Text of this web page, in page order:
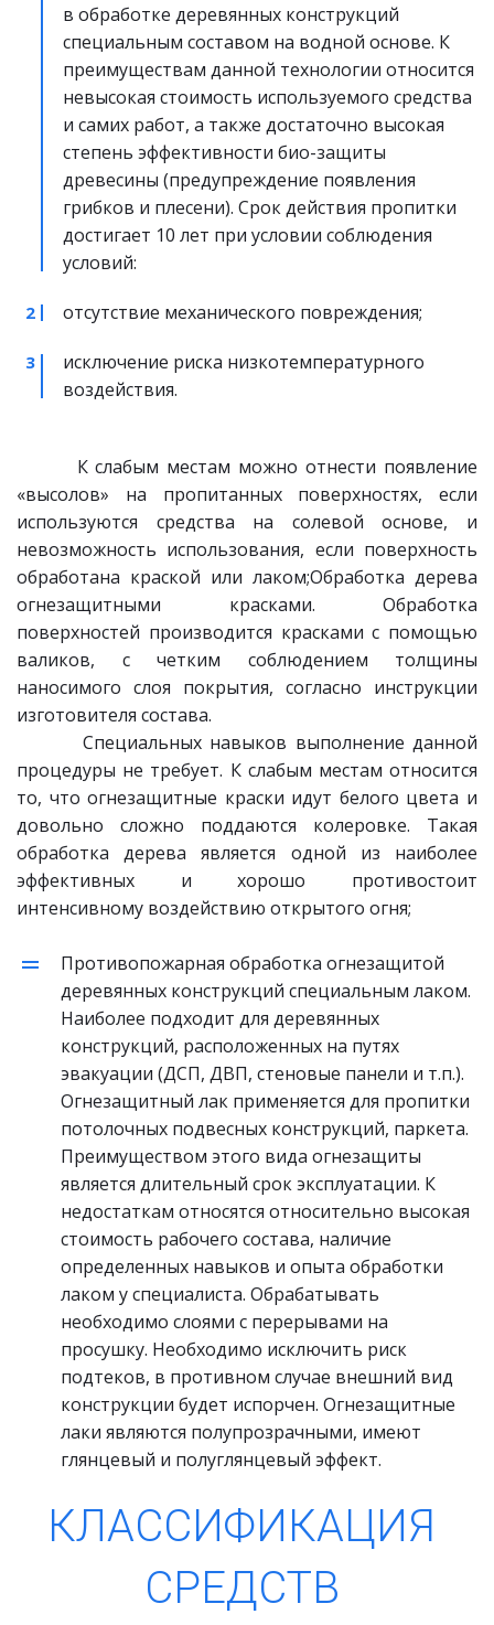
в обработке деревянных конструкций
специальным составом на водной основе. К
преимуществам данной технологии относится
невысокая стоимость используемого средства
и самих работ, а также достаточно высокая
степень эффективности био-защиты
древесины (предупреждение появления
грибков и плесени). Срок действия пропитки
достигает 10 лет при условии соблюдения
условий:
отсутствие механического повреждения;
исключение риска низкотемпературного
воздействия.
К слабым местам можно отнести появление
«высолов» на пропитанных поверхностях, если
используются средства на солевой основе, и
невозможность использования, если поверхность
обработана краской или лаком;Обработка дерева
огнезащитными красками. Обработка
поверхностей производится красками с помощью
валиков, с четким соблюдением толщины
наносимого слоя покрытия, согласно инструкции
изготовителя состава.
Специальных навыков выполнение данной
процедуры не требует. К слабым местам относится
то, что огнезащитные краски идут белого цвета и
довольно сложно поддаются колеровке. Такая
обработка дерева является одной из наиболее
эффективных и хорошо противостоит
интенсивному воздействию открытого огня;
Противопожарная обработка огнезащитой
деревянных конструкций специальным лаком.
Наиболее подходит для деревянных
конструкций, расположенных на путях
эвакуации (ДСП, ДВП, стеновые панели и т.п.).
Огнезащитный лак применяется для пропитки
потолочных подвесных конструкций, паркета.
Преимуществом этого вида огнезащиты
является длительный срок эксплуатации. К
недостаткам относятся относительно высокая
стоимость рабочего состава, наличие
определенных навыков и опыта обработки
лаком у специалиста. Обрабатывать
необходимо слоями с перерывами на
просушку. Необходимо исключить риск
подтеков, в противном случае внешний вид
конструкции будет испорчен. Огнезащитные
лаки являются полупрозрачными, имеют
глянцевый и полуглянцевый эффект.
КЛАССИФИКАЦИЯ
СРЕДСТВ